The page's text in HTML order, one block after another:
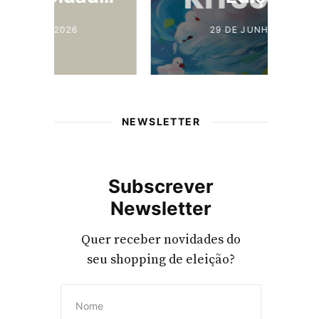
29 DE JUNHO, 2026
NEWSLETTER
Subscrever
Newsletter
Quer receber novidades do
seu shopping de eleição?